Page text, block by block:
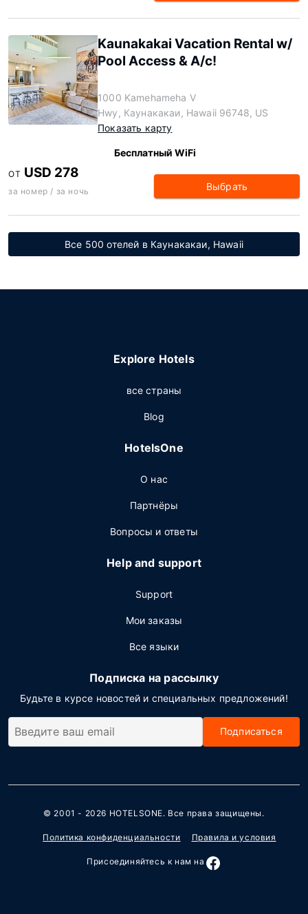
Kaunakakai Vacation Rental w/
Pool Access & A/c!
1000 Kamehameha V
Hwy, Каунакакаи, Hawaii 96748, US
Показать карту
Бесплатный WiFi
ОТ USD 278
за номер / за ночь Выбрать
Все 500 отелей в Каунакакаи, Hawaii
Explore Hotels
все страны
Blog
HotelsOne
О нас
Партнёры
Вопросы и ответы
Help and support
Support
Мои заказы
Все языки
Подписка на рассылку
Будьте в курсе новостей и специальных предложений!
Подписаться
© 2001 - 2026 HOTELSONE. Все права защищены.
Политика конфиденциальности Правила и условия
Присоединяйтесь к нам на